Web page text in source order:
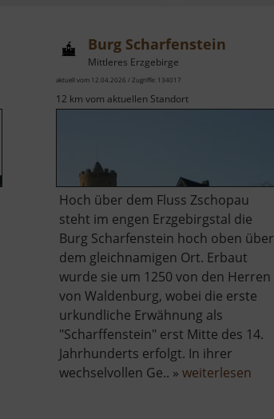
Burg Scharfenstein
Mittleres Erzgebirge
aktuell vom 12.04.2026 / Zugriffe: 134017
12 km vom aktuellen Standort
Hoch über dem Fluss Zschopau
steht im engen Erzgebirgstal die
Burg Scharfenstein hoch oben über
dem gleichnamigen Ort. Erbaut
wurde sie um 1250 von den Herren
von Waldenburg, wobei die erste
urkundliche Erwähnung als
"Scharffenstein" erst Mitte des 14.
Jahrhunderts erfolgt. In ihrer
wechselvollen Ge.. »weiterlesen